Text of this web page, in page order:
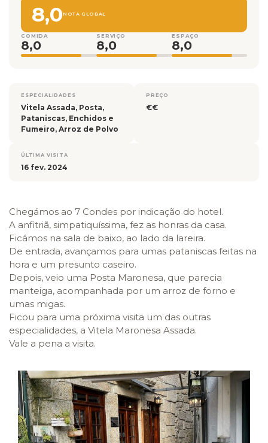
8,0NOTA GLOBAL
COMIDA
8,0
SERVIÇO
8,0
ESPAÇO
8,0
ESPECIALIDADES
Vitela Assada, Posta,
Pataniscas, Enchidos e
Fumeiro, Arroz de Polvo
PREÇO
€€
ÚLTIMA VISITA
16 fev. 2024
Chegámos ao 7 Condes por indicação do hotel.
A anfitriã, simpatiquíssima, fez as honras da casa.
Ficámos na sala de baixo, ao lado da lareira.
De entrada, avançamos para umas pataniscas feitas na
hora e um presunto caseiro.
Depois, veio uma Posta Maronesa, que parecia
manteiga, acompanhada por um arroz de forno e
umas migas.
Ficou para uma próxima visita um das outras
especialidades, a Vitela Maronesa Assada.
Vale a pena a visita.